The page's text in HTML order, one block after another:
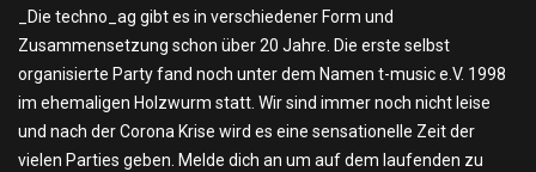
_Die techno_ag gibt es in verschiedener Form und
Zusammensetzung schon über 20 Jahre. Die erste selbst
organisierte Party fand noch unter dem Namen t-music e.V. 1998
im ehemaligen Holzwurm statt. Wir sind immer noch nicht leise
und nach der Corona Krise wird es eine sensationelle Zeit der
vielen Parties geben. Melde dich an um auf dem laufenden zu